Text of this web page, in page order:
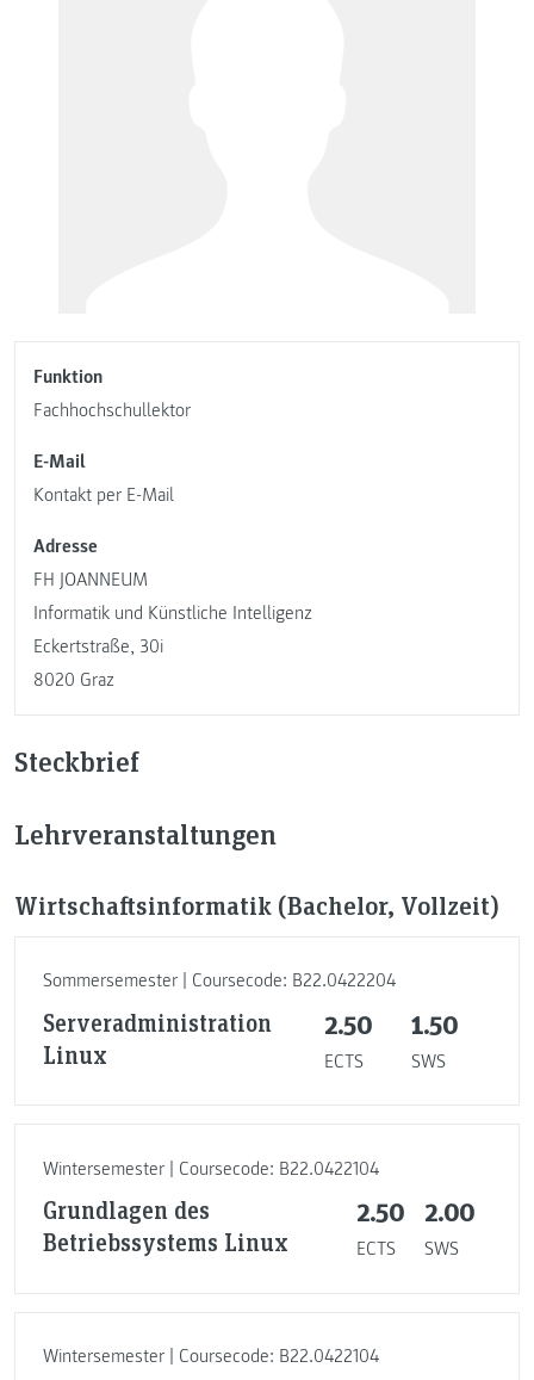
Funktion
Fachhochschullektor
E-Mail
Kontakt per E-Mail
Adresse
FH JOANNEUM
Informatik und Künstliche Intelligenz
Eckertstraße, 30i
8020 Graz
Steckbrief
Lehrveranstaltungen
Wirtschaftsinformatik (Bachelor, Vollzeit)
Sommersemester | Coursecode: B22.0422204
Serveradministration
Linux
2.50
ECTS
1.50
SWS
Wintersemester | Coursecode: B22.0422104
Grundlagen des
Betriebssystems Linux
2.50
ECTS
2.00
SWS
Wintersemester | Coursecode: B22.0422104